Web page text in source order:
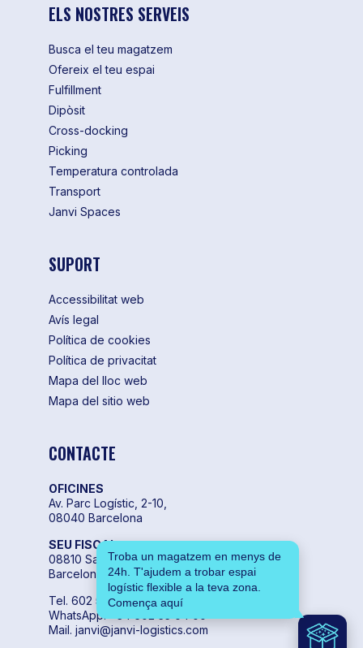
ELS NOSTRES SERVEIS
Busca el teu magatzem
Ofereix el teu espai
Fulfillment
Dipòsit
Cross-docking
Picking
Temperatura controlada
Transport
Janvi Spaces
SUPORT
Accessibilitat web
Avís legal
Política de cookies
Política de privacitat
Mapa del lloc web
Mapa del sitio web
CONTACTE
OFICINES
Av. Parc Logístic, 2-10,
08040 Barcelona
SEU FISCAL
08810 Sant Pere de Ribes,
Barcelona
Tel. 602 55 04 00
WhatsApp. +34 602 55 04 00
Mail. janvi@janvi-logistics.com
Troba un magatzem en menys de
24h. T'ajudem a trobar espai
logístic flexible a la teva zona.
Comença aquí